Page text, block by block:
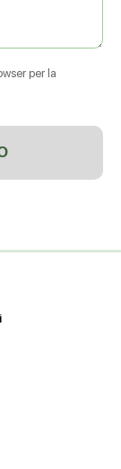
per la